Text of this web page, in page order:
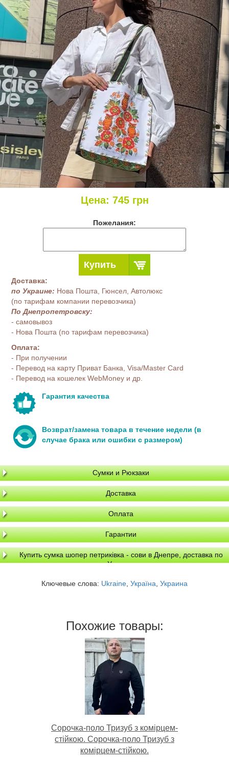
Цена: 745грн
Пожелания:
Купить
Доставка:
по Украине: Нова Пошта, Гюнсел, Автолюкс
(по тарифам компании перевозчика)
По Днепропетровску:
- самовывоз
- Нова Пошта (по тарифам перевозчика)
Оплата:
- При получении
- Перевод на карту Приват Банка, Visa/Master Card
- Перевод на кошелек WebMoney и др.
Гарантия качества
Возврат/замена товара в течение недели (в
случае брака или ошибки с размером)
Сумки и Рюкзаки
Доставка
Оплата
Гарантии
Купить сумка шопер петриківка - сови в Днепре, доставка по
Украине
Ключевые слова: Ukraine, Україна, Украина
Похожие товары:
Сорочка-поло Тризуб з комірцем-
стійкою. Сорочка-поло Тризуб з
комірцем-стійкою.